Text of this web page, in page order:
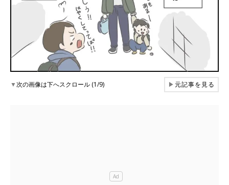
▼次の画像は下へスクロール (1/9) ▶元記事を見る